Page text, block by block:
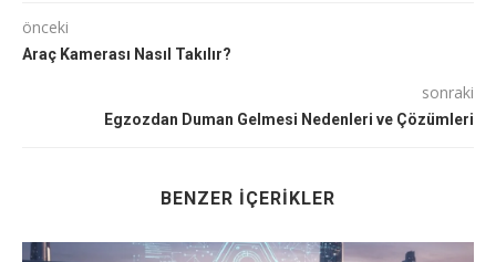
önceki
Araç Kamerası Nasıl Takılır?
sonraki
Egzozdan Duman Gelmesi Nedenleri ve Çözümleri
BENZER İÇERIKLER